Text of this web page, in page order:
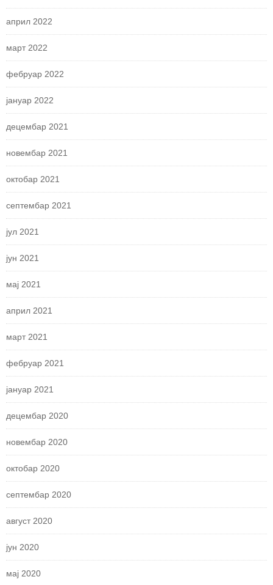
април 2022
март 2022
фебруар 2022
јануар 2022
децембар 2021
новембар 2021
октобар 2021
септембар 2021
јул 2021
јун 2021
мај 2021
април 2021
март 2021
фебруар 2021
јануар 2021
децембар 2020
новембар 2020
октобар 2020
септембар 2020
август 2020
јун 2020
мај 2020